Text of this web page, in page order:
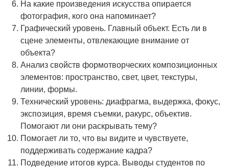
На какие произведения искусства опирается
фотография, кого она напоминает?
Графический уровень. Главный объект. Есть ли в
сцене элементы, отвлекающие внимание от
объекта?
Анализ свойств формотворческих композиционных
элементов: пространство, свет, цвет, текстуры,
линии, формы.
Технический уровень: диафрагма, выдержка, фокус,
экспозиция, время съемки, ракурс, объектив.
Помогают ли они раскрывать тему?
Помогает ли то, что вы видите и чувствуете,
поддерживать содержание кадра?
Подведение итогов курса. Выводы студентов по